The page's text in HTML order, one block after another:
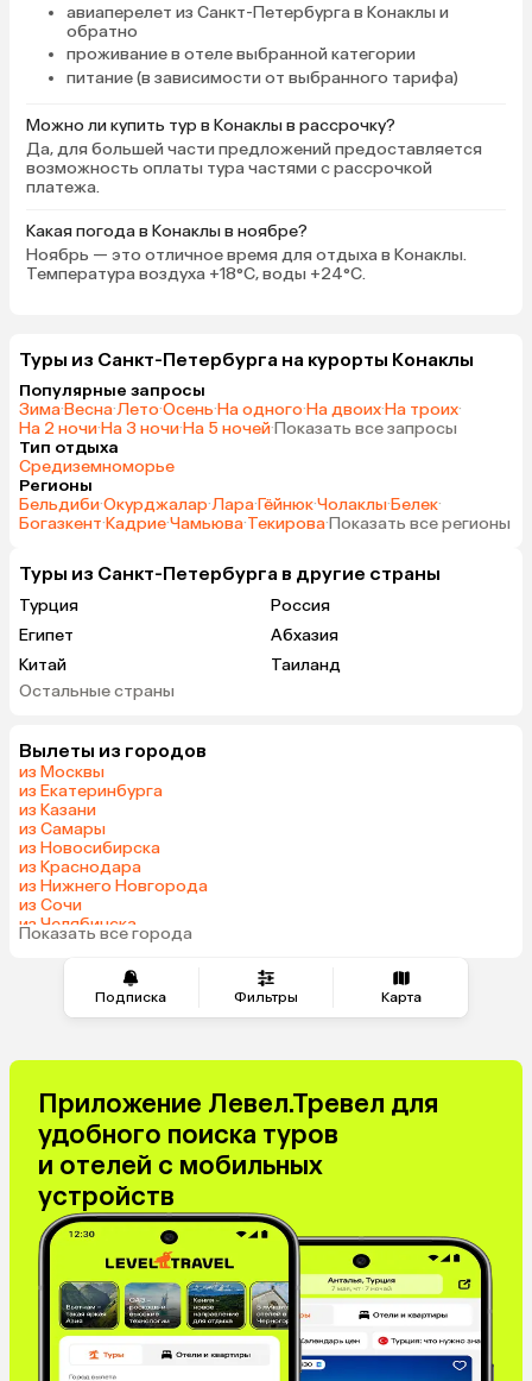
Подписка Фильтры Карта
авиаперелет из Санкт-Петербурга в Конаклы и
обратно
проживание в отеле выбранной категории
питание (в зависимости от выбранного тарифа)
Можно ли купить тур в Конаклы в рассрочку?
Да, для большей части предложений предоставляется
возможность оплаты тура частями с рассрочкой
платежа.
Какая погода в Конаклы в ноябре?
Ноябрь — это отличное время для отдыха в Конаклы.
Температура воздуха +18°C, воды +24°C.
Туры из Санкт-Петербурга на курорты Конаклы
Популярные запросы
Зима·Весна·Лето·Осень·На одного·На двоих·На троих·
На 2 ночи·На 3 ночи·На 5 ночей·Показать все запросы
Тип отдыха
Средиземноморье
Регионы
Бельдиби·Окурджалар·Лара·Гёйнюк·Чолаклы·Белек·
Богазкент·Кадрие·Чамьюва·Текирова·Показать все регионы
Туры из Санкт-Петербурга в другие страны
Турция
Россия
Египет
Абхазия
Китай
Таиланд
Вьетнам
Грузия
Армения
Казахстан
Узбекистан
Сербия
Катар
Иордания
Саудовская Аравия
Таджикистан
Венгрия
Болгария
Остальные страны
Вылеты из городов
из Москвы
из Екатеринбурга
из Казани
из Самары
из Новосибирска
из Краснодара
из Нижнего Новгорода
из Сочи
из Челябинска
из Тюмени
Показать все города
Приложение Левел.Тревел для
удобного поиска туров
и отелей с мобильных
устройств